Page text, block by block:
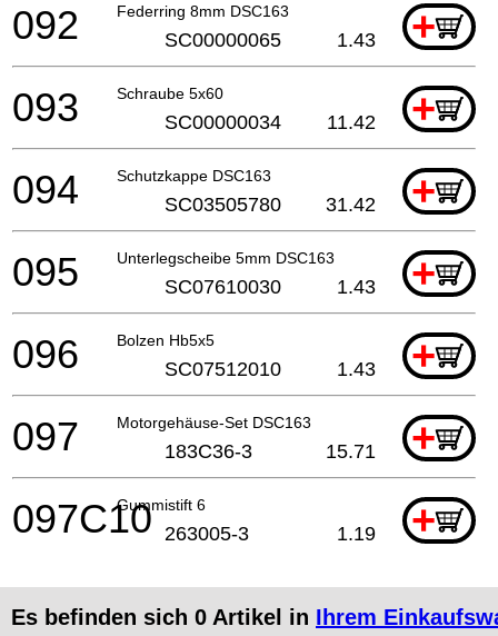
Federring 8mm DSC163 +
092 SC00000065 1.43
Schraube 5x60 +
093 SC00000034 11.42
Schutzkappe DSC163 +
094 SC03505780 31.42
Unterlegscheibe 5mm DSC163 +
095 SC07610030 1.43
Bolzen Hb5x5 +
096 SC07512010 1.43
Motorgehäuse-Set DSC163 +
097 183C36-3 15.71
Gummistift 6 +
097C10 263005-3 1.19
Es befinden sich 0 Artikel in Ihrem